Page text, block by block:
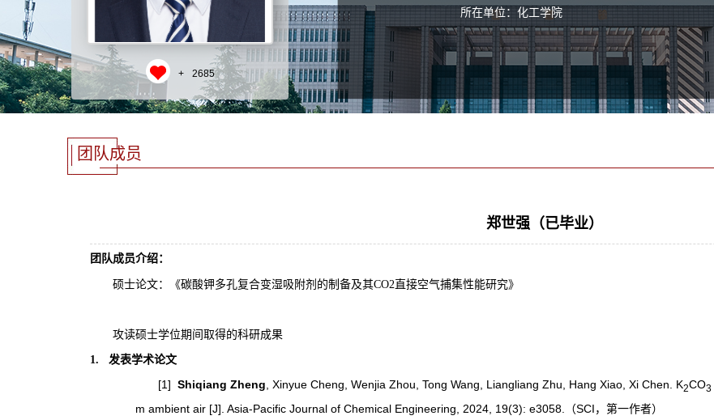
+ 2685
所在单位：化工学院
团队成员
郑世强（已毕业）
团队成员介绍：
硕士论文：《碳酸钾多孔复合变湿吸附剂的制备及其CO2直接空气捕集性能研究》
攻读硕士学位期间取得的科研成果
1.
发表学术论文
[1] Shiqiang Zheng , Xinyue Cheng, Wenjia Zhou, Tong Wang, Liangliang Zhu, Hang Xiao, Xi Chen. K2CO3
m ambient air [J]. Asia-Pacific Journal of Chemical Engineering , 2024, 19(3): e3058. （SCI ，第一作者）